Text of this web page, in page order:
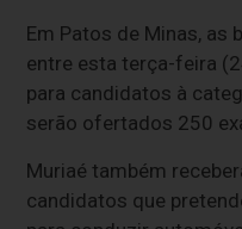
Em Patos de Minas, as
entre esta terça-feira
para candidatos à
serão ofertados 250
Muriaé também
candidatos que